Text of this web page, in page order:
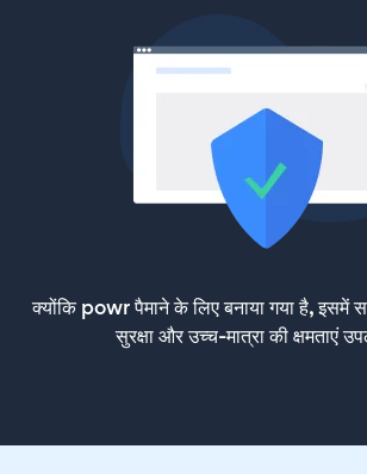
क्योंकि powr पैमाने के लिए बनाया गया है, इसमें
सुरक्षा और उच्च-मात्रा की क्षमताएं